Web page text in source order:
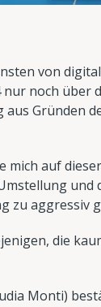
von
nur noch über
Gründen
auf
zu aggressiv
die
Monti)